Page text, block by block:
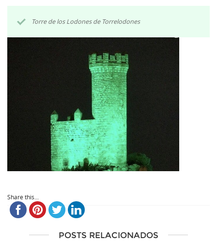
Torre de los Lodones de Torrelodones
Share this...
POSTS RELACIONADOS